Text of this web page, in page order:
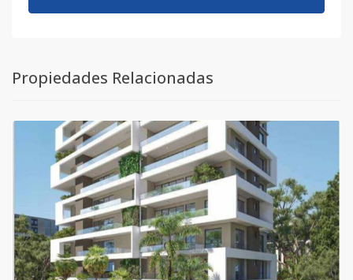
Propiedades Relacionadas